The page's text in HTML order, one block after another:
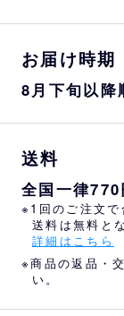
お届け時期
8月下旬以降
送料
全国一律770
※1回のご注文
送料は無料と
詳細はこちら
※商品の返品・
い。